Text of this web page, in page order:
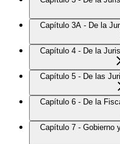
Capítulo 3A - De la
Capítulo 4 - De la
Capítulo 5 - De las
Capítulo 6 - De la
Capítulo 7 - Gobierno